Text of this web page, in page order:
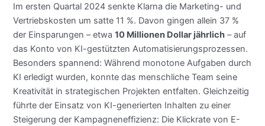
Im ersten Quartal 2024 senkte Klarna die Marketing- und
Vertriebskosten um satte 11 %. Davon gingen allein 37 %
der Einsparungen – etwa10 Millionen Dollar jährlich – auf
das Konto von KI-gestützten Automatisierungsprozessen.
Besonders spannend: Während monotone Aufgaben durch
KI erledigt wurden, konnte das menschliche Team seine
Kreativität in strategischen Projekten entfalten. Gleichzeitig
führte der Einsatz von KI-generierten Inhalten zu einer
Steigerung der Kampagneneffizienz: Die Klickrate von E-